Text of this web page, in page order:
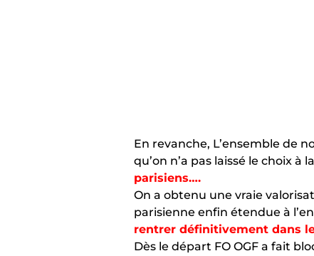
En revanche, L’ensemble de
qu’on n’a pas laissé le choix
parisiens….
On a obtenu une vraie
parisienne enfin étendue à
rentrer définitivement dans
Dès le départ FO OGF a fait